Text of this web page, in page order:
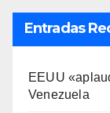
Entradas
EEUU
Venezuela